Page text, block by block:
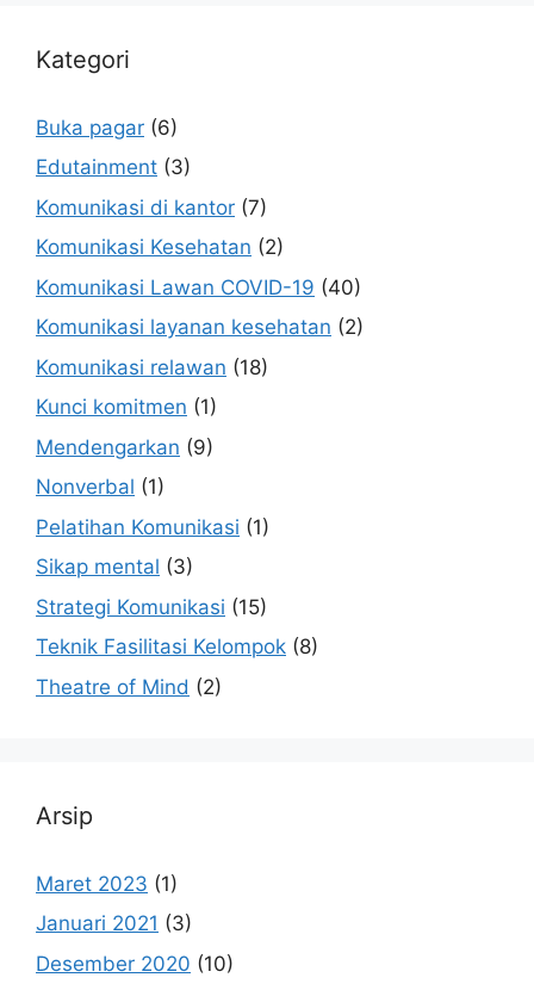
Kategori
Buka pagar (6)
Edutainment (3)
Komunikasi di kantor (7)
Komunikasi Kesehatan (2)
Komunikasi Lawan COVID-19 (40)
Komunikasi layanan kesehatan (2)
Komunikasi relawan (18)
Kunci komitmen (1)
Mendengarkan (9)
Nonverbal (1)
Pelatihan Komunikasi (1)
Sikap mental (3)
Strategi Komunikasi (15)
Teknik Fasilitasi Kelompok (8)
Theatre of Mind (2)
Arsip
Maret 2023 (1)
Januari 2021 (3)
Desember 2020 (10)